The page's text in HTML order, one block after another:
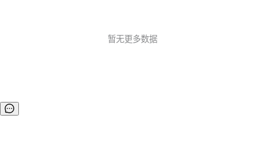
暂无更多数据